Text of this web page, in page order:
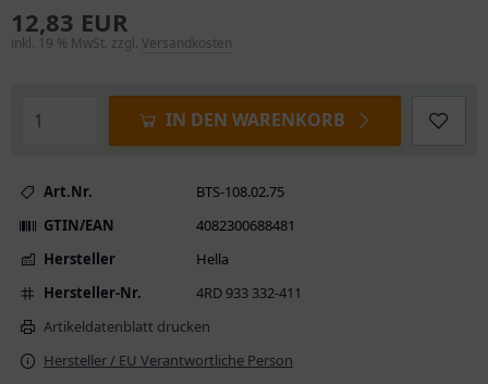
12,83 EUR
inkl. 19 % MwSt. zzgl. Versandkosten
IN DEN WARENKORB
Art.Nr.
BTS-108.02.75
GTIN/EAN
4082300688481
Hersteller
Hella
Hersteller-Nr.
4RD 933 332-411
Artikeldatenblatt drucken
Hersteller / EU Verantwortliche Person